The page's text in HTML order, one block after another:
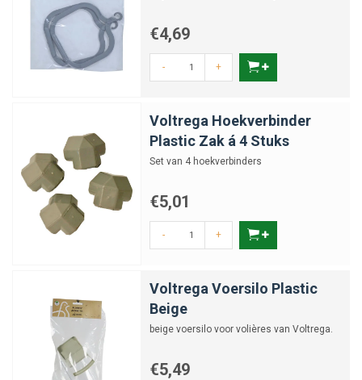
€4,69
- +
Voltrega Hoekverbinder
Plastic Zak á 4 Stuks
Set van 4 hoekverbinders
€5,01
- +
Voltrega Voersilo Plastic
Beige
beige voersilo voor volières van Voltrega.
€5,49